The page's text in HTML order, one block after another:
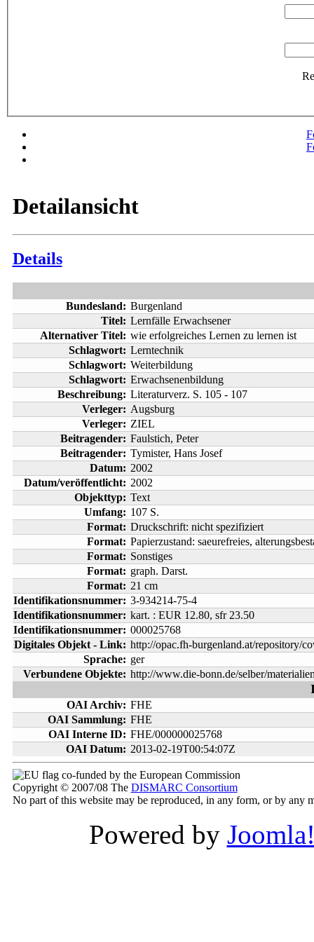
Detailansicht
Details
Bundesland: Burgenland
Titel: Lernfälle Erwachsener
Alternativer Titel: wie erfolgreiches Lernen zu lernen ist
Schlagwort: Lerntechnik
Schlagwort: Weiterbildung
Schlagwort: Erwachsenenbildung
Beschreibung: Literaturverz. S. 105 - 107
Verleger: Augsburg
Verleger: ZIEL
Beitragender: Faulstich, Peter
Beitragender: Tymister, Hans Josef
Datum: 2002
Datum/veröffentlicht: 2002
Objekttyp: Text
Umfang: 107 S.
Format: Druckschrift: nicht spezifiziert
Format: Papierzustand: saeurefreies,
Format: Sonstiges
Format: graph. Darst.
Format: 21 cm
Identifikationsnummer: 3-934214-75-4
Identifikationsnummer: kart. : EUR 12.80, sfr 23.50
Identifikationsnummer: 000025768
Digitales Objekt - Link: http://opac.fh-burgenland.at/repository/
Sprache: ger
Verbundene Objekte: http://www.die-bonn.de/selber/
OAI Archiv: FHE
OAI Sammlung: FHE
OAI Interne ID: FHE/000000025768
OAI Datum: 2013-02-19T00:54:07Z
co-funded by the European Commission
Copyright © 2007/08 The DISMARC Consortium
No part of this website may be reproduced, in any form, or by
Powered by